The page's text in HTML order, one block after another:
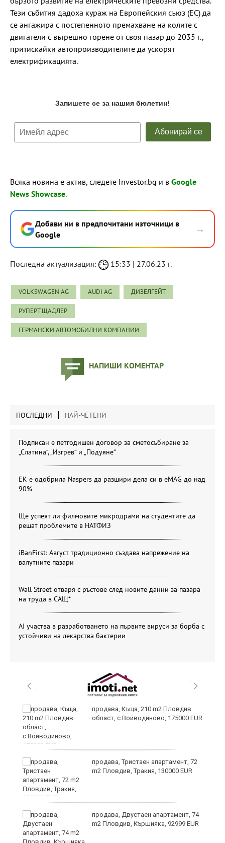
Тези събития дадоха кураж на Европейския съюз (ЕС) да
се ангажира с постепенното премахване на колите с
двигатели с вътрешно горене от своя пазар до 2035 г.,
притискайки автопроизводителите да ускорят
електрификацията.
Всяка новина е актив, следете Investor.bg и в Google
News Showcase.
Добави ни в предпочитани източници в
Google
→
Последна актуализация: 15:33 | 27.06.23 г.
VOLKSWAGEN AG AUDI AG ДИЗЕЛГЕЙТ
РУПЕРТ ЩАДЛЕР
ГЕРМАНСКИ АВТОМОБИЛНИ КОМПАНИИ
НАПИШИ КОМЕНТАР
ПОСЛЕДНИ НАЙ-ЧЕТЕНИ
Подписан е петгодишен договор за сметосъбиране за
„Слатина“, „Изгрев“ и „Подуяне“
ЕК е одобрила Naspers да разшири дела си в eMAG до над
90%
Ще успеят ли филмовите микродрами на студентите да
решат проблемите в НАТФИЗ
iBanFirst: Август традиционно създава напрежение на
валутните пазари
Wall Street отваря с ръстове след новите данни за пазара
на труда в САЩ*
AI участва в разработването на първите вируси за борба с
устойчиви на лекарства бактерии
продава, Къща, 210 m2 Пловдив
област, с.Войводиново, 175000 EUR
продава, Тристаен апартамент, 72
m2 Пловдив, Тракия, 130000 EUR
продава, Двустаен апартамент, 74
m2 Пловдив, Кършияка, 92999 EUR